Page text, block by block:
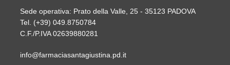
Sede operativa: Prato della Valle, 25 - 35123 PADOVA
Tel. (+39) 049.8750784
C.F./P.IVA 02639880281
info@farmaciasantagiustina.pd.it